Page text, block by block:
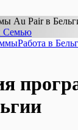
Au Pair в
Семью
Работа в